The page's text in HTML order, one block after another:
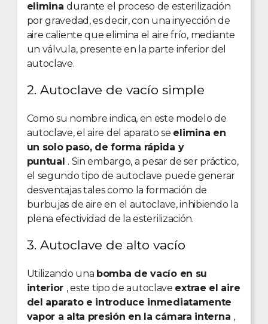
eliminadurante el proceso de esterilización
por gravedad, es decir, con una inyección de
aire caliente que elimina el aire frío, mediante
un válvula, presente en la parte inferior del
autoclave.
2. Autoclave de vacío simple
Como su nombre indica, en este modelo de
autoclave, el aire del aparato se elimina en
un solo paso, de forma rápida y
puntual . Sin embargo, a pesar de ser práctico,
el segundo tipo de autoclave puede generar
desventajas tales como la formación de
burbujas de aire en el autoclave, inhibiendo la
plena efectividad de la esterilización.
3. Autoclave de alto vacío
Utilizando una bomba de vacío en su
interior , este tipo de autoclave extrae el aire
del aparato e introduce inmediatamente
vapor a alta presión en la cámara interna ,